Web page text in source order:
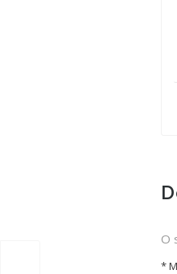
O
*